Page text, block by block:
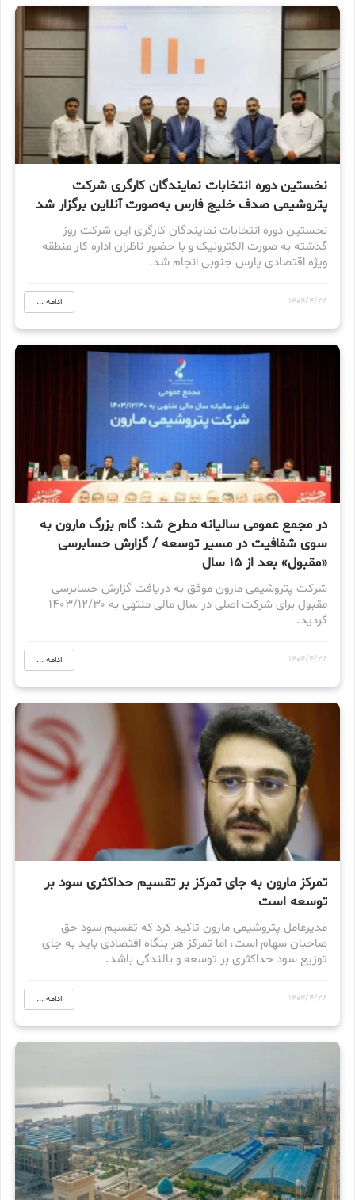
نخستین دوره انتخابات نمایندگان کارگری شرکت
پتروشیمی صدف خلیج فارس به‌صورت آنلاین برگزار شد
نخستین دوره انتخابات نمایندگان کارگری این شرکت روز
گذشته به صورت الکترونیک و با حضور ناظران اداره کار منطقه
ویژه اقتصادی پارس جنوبی انجام شد.
1404/4/28 ادامه ...
در مجمع عمومی سالیانه مطرح شد: گام بزرگ مارون به
سوی شفافیت در مسیر توسعه / گزارش حسابرسی
«مقبول» بعد از ۱۵ سال
شرکت پتروشیمی مارون موفق به دریافت گزارش حسابرسی
مقبول برای شرکت اصلی در سال مالی منتهی به ۱۴۰۳/۱۲/۳۰
گردید.
1404/4/28 ادامه ...
تمرکز مارون به جای تمرکز بر تقسیم حداکثری سود بر
توسعه است
مدیرعامل پتروشیمی مارون تاکید کرد که تقسیم سود حق
صاحبان سهام است، اما تمرکز هر بنگاه اقتصادی باید به جای
توزیع سود حداکثری بر توسعه و بالندگی باشد.
1404/4/28 ادامه ...